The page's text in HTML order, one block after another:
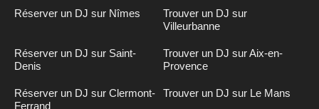
Réserver un DJ sur Nîmes
Trouver un DJ sur
Villeurbanne
Réserver un DJ sur Saint-
Denis
Trouver un DJ sur Aix-en-
Provence
Réserver un DJ sur Clermont-
Ferrand
Trouver un DJ sur Le Mans